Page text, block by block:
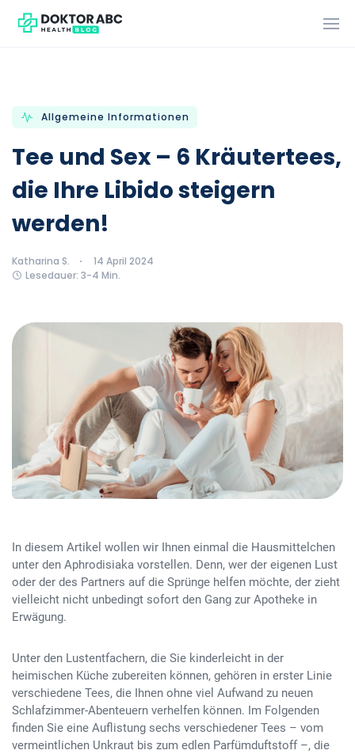
Allgemeine Informationen
Tee und Sex – 6 Kräutertees,
die Ihre Libido steigern
werden!
Katharina S.
14 April 2024
Lesedauer: 3-4 Min.
In diesem Artikel wollen wir Ihnen einmal die Hausmittelchen
unter den Aphrodisiaka vorstellen. Denn, wer der eigenen Lust
oder der des Partners auf die Sprünge helfen möchte, der zieht
vielleicht nicht unbedingt sofort den Gang zur Apotheke in
Erwägung.
Unter den Lustentfachern, die Sie kinderleicht in der
heimischen Küche zubereiten können, gehören in erster Linie
verschiedene Tees, die Ihnen ohne viel Aufwand zu neuen
Schlafzimmer-Abenteuern verhelfen können. Im Folgenden
finden Sie eine Auflistung sechs verschiedener Tees – vom
vermeintlichen Unkraut bis zum edlen Parfümduftstoff –, die